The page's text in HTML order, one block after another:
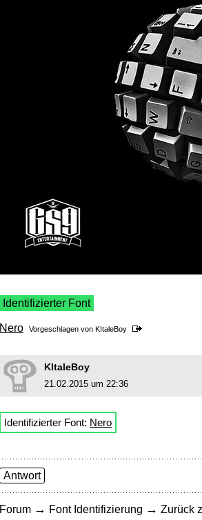
Identifizierter Font
Nero Vorgeschlagen von KItaleBoy
KItaleBoy
21.02.2015 um 22:36
Identifizierter Font: Nero
Antwort
Forum → Font Identifizierung → Zurück